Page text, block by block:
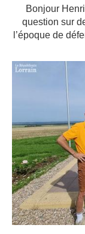
Bonjour
question sur
l’époque de